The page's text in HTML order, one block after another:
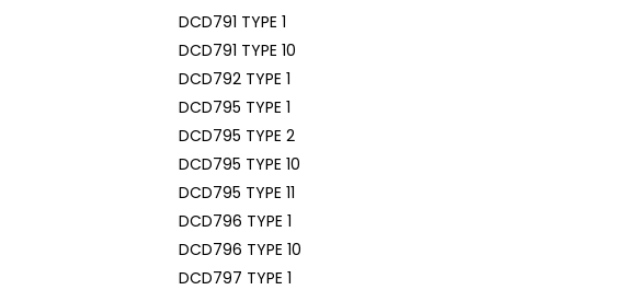
DCD791 TYPE 1
DCD791 TYPE 10
DCD792 TYPE 1
DCD795 TYPE 1
DCD795 TYPE 2
DCD795 TYPE 10
DCD795 TYPE 11
DCD796 TYPE 1
DCD796 TYPE 10
DCD797 TYPE 1